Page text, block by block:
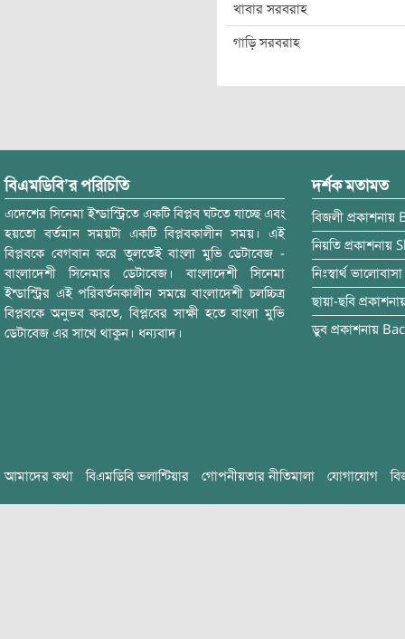
খাবার সরবরাহ
গাড়ি সরবরাহ
বিএমডিবি’র পরিচিতি
এদেশের সিনেমা ইন্ডাস্ট্রিতে একটি বিপ্লব ঘটতে যাচ্ছে এবং
হয়তো বর্তমান সময়টা একটি বিপ্লবকালীন সময়। এই
বিপ্লবকে বেগবান করে তুলতেই বাংলা মুভি ডেটাবেজ -
বাংলাদেশী সিনেমার ডেটাবেজ। বাংলাদেশী সিনেমা
ইন্ডাস্ট্রির এই পরিবর্তনকালীন সময়ে বাংলাদেশী চলচ্চিত্র
বিপ্লবকে অনুভব করতে, বিপ্লবের সাক্ষী হতে বাংলা মুভি
ডেটাবেজ এর সাথে থাকুন। ধন্যবাদ।
দর্শক মতামত
বিজলী প্রকাশনায়
নিয়তি প্রকাশনায়
নিঃস্বার্থ ভালোবাসা
ছায়া-ছবি
ডুব প্রকাশনায়
আমাদের কথা বিএমডিবি ভলান্টিয়ার গোপনীয়তার নীতিমালা যোগাযোগ